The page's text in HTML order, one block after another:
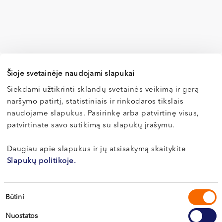
Šioje svetainėje naudojami slapukai
Siekdami užtikrinti sklandų svetainės veikimą ir gerą
naršymo patirtį, statistiniais ir rinkodaros tikslais
naudojame slapukus. Pasirinkę arba patvirtinę visus,
patvirtinate savo sutikimą su slapukų įrašymu.
Daugiau apie slapukus ir jų atsisakymą skaitykite
Slapukų politikoje.
Sutikimo
Būtini
Nuostatos
Specialisto teikiamos paslaugos
Reabilitologo konsultacija
Paslaugos pavadinimas
Fizinės medicinos ir reabilitacijos gydytojo
konsultacija
Fizinės reabilitacijos gydytojo programos sudarymas 50 €